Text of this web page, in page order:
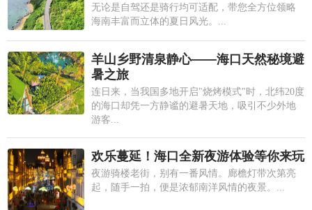
无论是自驾还是骑行均可适配，带您全方位领略
海南丰富而立体的夏日风光。...
羊山乡野清泉静心——海口天然秘境避
暑之旅
连日来，当我国多地开启"烧烤模式"时，北纬20度
的海口却凭一方静谧的避暑天地，吸引不少外地
游客...
欢乐蔓延！海口全新夜游体验等你来玩
夜游骑楼老街，别有一番风情。廊檐灯带次第亮
起，随手一拍，便是浓郁南洋风情的夜景。...